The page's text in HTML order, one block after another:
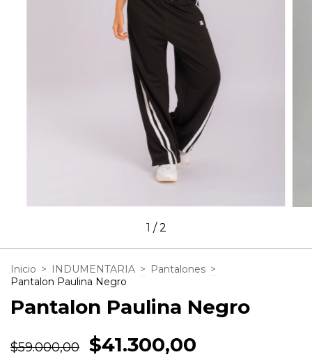
1 /2
Inicio > INDUMENTARIA > Pantalones >
Pantalon Paulina Negro
Pantalon Paulina Negro
$59.000,00 $41.300,00